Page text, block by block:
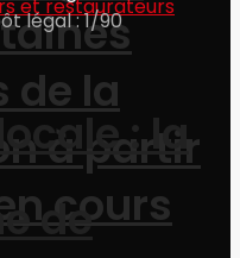
de la
à partir
cours
: la
de
légal : 1/90